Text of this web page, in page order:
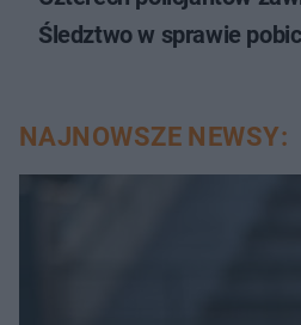
Śledztwo w sprawie
NAJNOWSZE NEWSY: